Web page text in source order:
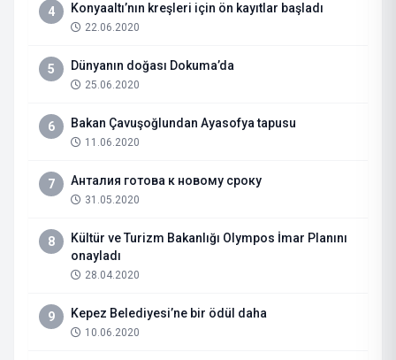
4 Konyaaltı’nın kreşleri için ön kayıtlar başladı
22.06.2020
5 Dünyanın doğası Dokuma’da
25.06.2020
6 Bakan Çavuşoğlundan Ayasofya tapusu
11.06.2020
7 Анталия готова к новому сроку
31.05.2020
8
Kültür ve Turizm Bakanlığı Olympos İmar Planını
onayladı
28.04.2020
9 Kepez Belediyesi’ne bir ödül daha
10.06.2020